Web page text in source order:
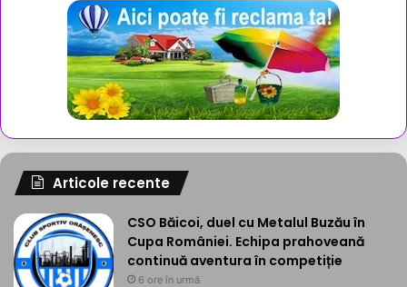
Articole recente
CSO Băicoi, duel cu Metalul Buzău în
Cupa României. Echipa prahoveană
continuă aventura în competiție
6 ore în urmă